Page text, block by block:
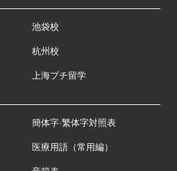
池袋校
杭州校
上海プチ留学
簡体字·繁体字対照表
医療用語（常用編）